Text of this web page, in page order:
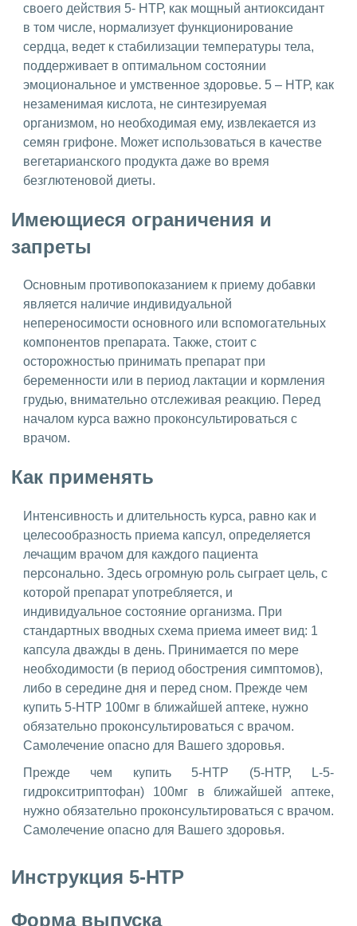
своего действия 5- НТР, как мощный антиоксидант
в том числе, нормализует функционирование
сердца, ведет к стабилизации температуры тела,
поддерживает в оптимальном состоянии
эмоциональное и умственное здоровье. 5 – НТР, как
незаменимая кислота, не синтезируемая
организмом, но необходимая ему, извлекается из
семян грифоне. Может использоваться в качестве
вегетарианского продукта даже во время
безглютеновой диеты.
Имеющиеся ограничения и
запреты
Основным противопоказанием к приему добавки
является наличие индивидуальной
непереносимости основного или вспомогательных
компонентов препарата. Также, стоит с
осторожностью принимать препарат при
беременности или в период лактации и кормления
грудью, внимательно отслеживая реакцию. Перед
началом курса важно проконсультироваться с
врачом.
Как применять
Интенсивность и длительность курса, равно как и
целесообразность приема капсул, определяется
лечащим врачом для каждого пациента
персонально. Здесь огромную роль сыграет цель, с
которой препарат употребляется, и
индивидуальное состояние организма. При
стандартных вводных схема приема имеет вид: 1
капсула дважды в день. Принимается по мере
необходимости (в период обострения симптомов),
либо в середине дня и перед сном. Прежде чем
купить 5-HTP 100мг в ближайшей аптеке, нужно
обязательно проконсультироваться с врачом.
Самолечение опасно для Вашего здоровья.
Прежде чем купить 5-HTP (5-НТР, L-5-
гидрокситриптофан) 100мг в ближайшей аптеке,
нужно обязательно проконсультироваться с врачом.
Самолечение опасно для Вашего здоровья.
Инструкция 5-HTP
Форма выпуска